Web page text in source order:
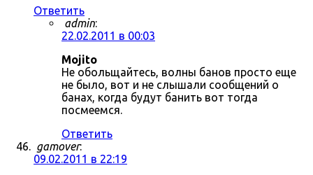
Ответить
admin:
22.02.2011 в 00:03
Mojito
Не обольщайтесь, волны банов просто еще
не было, вот и не слышали сообщений о
банах, когда будут банить вот тогда
посмеемся.
Ответить
gamover:
09.02.2011 в 22:19